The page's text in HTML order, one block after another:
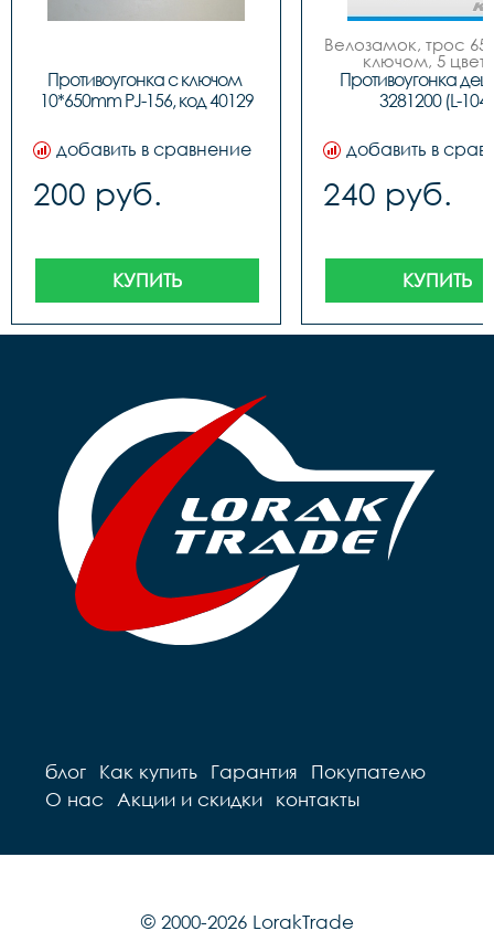
Противоугонка с ключом
10*650mm PJ-156, код 40129
добавить в сравнение
200 руб.
КУПИТЬ
Велозамок, трос
ключом, 5
Противоугонка
3281200 (L-104)
добавить в
240 руб.
КУПИТЬ
блог Как купить Гарантия
Покупателю
О нас
Акции и скидки контакты
© 2000-2026 LorakTrade